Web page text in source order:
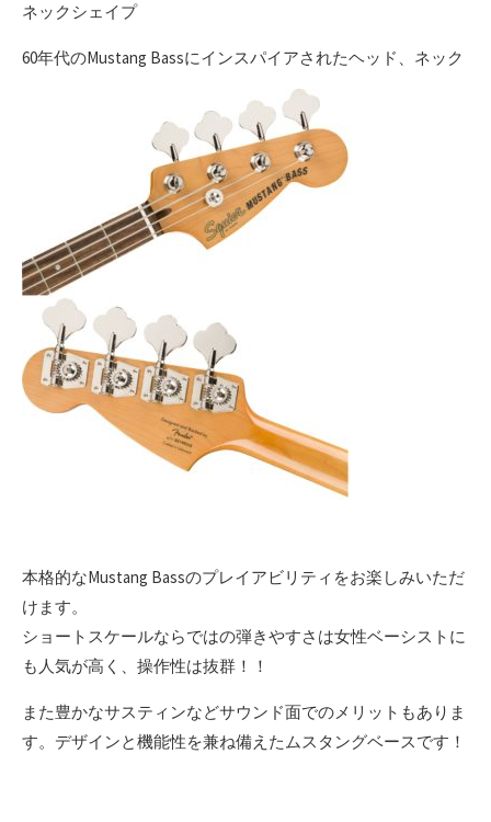
ネックシェイプ
60年代のMustang Bassにインスパイアされたヘッド、ネック
本格的なMustang Bassのプレイアビリティをお楽しみいただ
けます。
ショートスケールならではの弾きやすさは女性ベーシストに
も人気が高く、操作性は抜群！！
また豊かなサスティンなどサウンド面でのメリットもありま
す。デザインと機能性を兼ね備えたムスタングベースです！